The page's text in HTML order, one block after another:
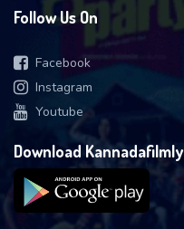
Follow Us On
Facebook
Instagram
Youtube
Download